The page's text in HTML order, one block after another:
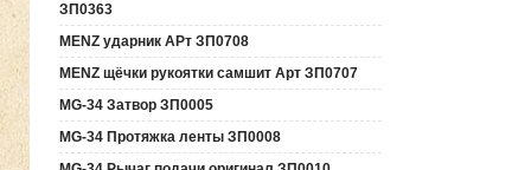
ЗП0363
MENZ ударник АРт ЗП0708
MENZ щёчки рукоятки самшит Арт ЗП0707
MG-34 Затвор ЗП0005
MG-34 Протяжка ленты ЗП0008